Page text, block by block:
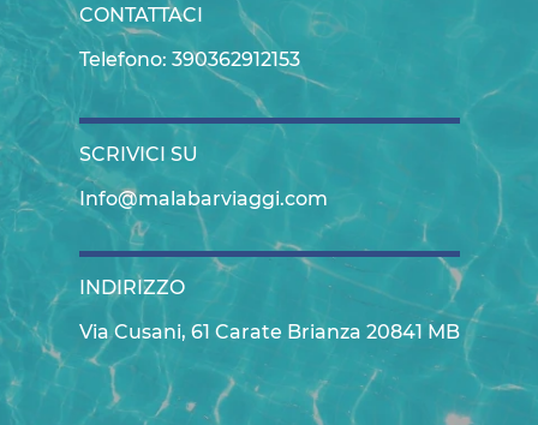
CONTATTACI
Telefono: 390362912153
SCRIVICI SU
Info@malabarviaggi.com
INDIRIZZO
Via Cusani, 61 Carate Brianza 20841 MB